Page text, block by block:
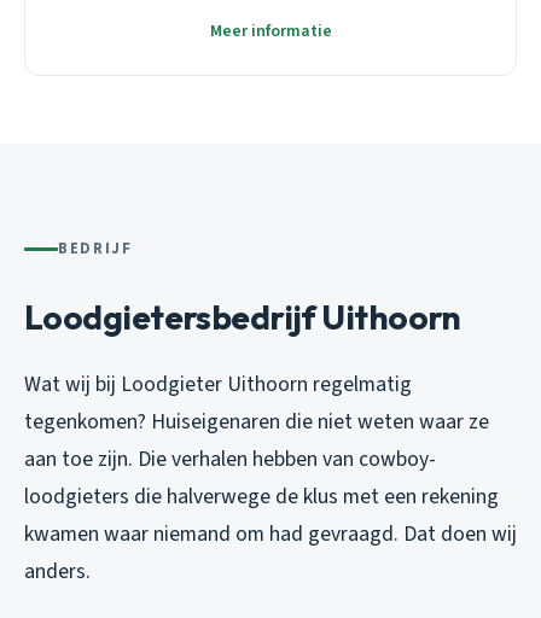
Meer informatie
BEDRIJF
Loodgietersbedrijf Uithoorn
Wat wij bij Loodgieter Uithoorn regelmatig
tegenkomen? Huiseigenaren die niet weten waar ze
aan toe zijn. Die verhalen hebben van cowboy-
loodgieters die halverwege de klus met een rekening
kwamen waar niemand om had gevraagd. Dat doen wij
anders.